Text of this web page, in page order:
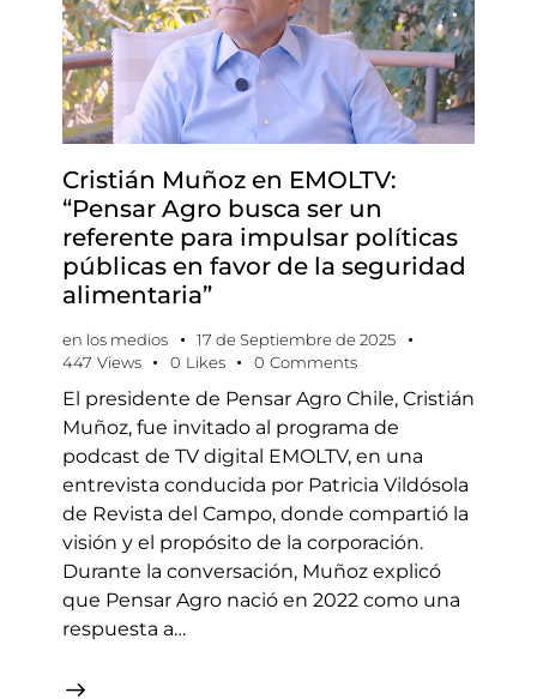
Cristián Muñoz en EMOLTV:
“Pensar Agro busca ser un
referente para impulsar políticas
públicas en favor de la seguridad
alimentaria”
en los medios
17 de Septiembre de 2025
447 Views 0 Likes 0 Comments
El presidente de Pensar Agro Chile, Cristián
Muñoz, fue invitado al programa de
podcast de TV digital EMOLTV, en una
entrevista conducida por Patricia Vildósola
de Revista del Campo, donde compartió la
visión y el propósito de la corporación.
Durante la conversación, Muñoz explicó
que Pensar Agro nació en 2022 como una
respuesta a…